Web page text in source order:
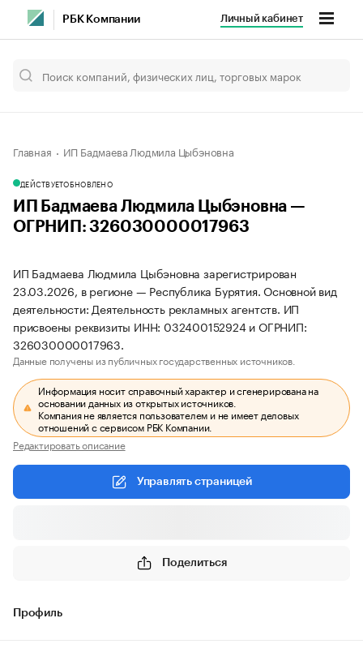
РБК Компании Личный кабинет
Главная ИП Бадмаева Людмила Цыбэновна
ДЕЙСТВУЕТОБНОВЛЕНО
ИП Бадмаева Людмила Цыбэновна —
ОГРНИП: 326030000017963
ИП Бадмаева Людмила Цыбэновна зарегистрирован
23.03.2026, в регионе — Республика Бурятия. Основной вид
деятельности: Деятельность рекламных агентств. ИП
присвоены реквизиты ИНН: 032400152924 и ОГРНИП:
326030000017963.
Данные получены из публичных государственных источников.
Информация носит справочный характер и сгенерирована на
основании данных из открытых источников.
Компания не является пользователем и не имеет деловых
отношений с сервисом РБК Компании.
Редактировать описание
Управлять страницей
Поделиться
Профиль